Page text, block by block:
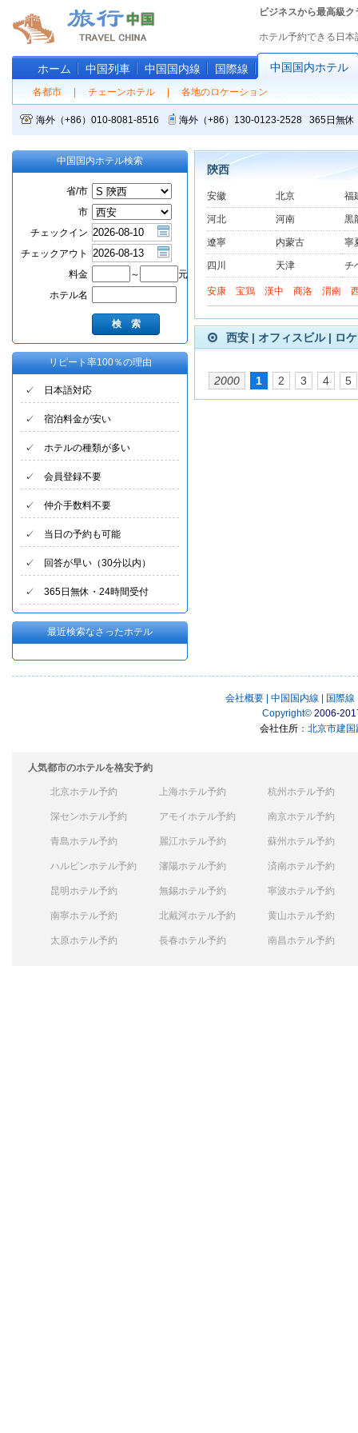
ビジネスから最高級
ホテル予約できる日
ホーム 中国列車 中国国内線 国際線 中国国内ホテル
各都市 チェーンホテル 各地のロケーション
海外（+86）010-8081-8516 海外（+86）130-0123-2528 365日無休
陝西
安徽 北京 福
河北 河南 黒
遼寧 内蒙古 寧
四川 天津 チ
安康 宝鶏 漢中 商洛 渭南
西安 | オフィスビル | ロ
2000 1 2 3 4 5
中国国内ホテル検索
省/市
市
チェックイン
チェックアウト
料金
～
元
ホテル名
リピート率100％の理由
✓ 日本語対応
✓ 宿泊料金が安い
✓ ホテルの種類が多い
✓ 会員登録不要
✓ 仲介手数料不要
✓ 当日の予約も可能
✓ 回答が早い（30分以内）
✓ 365日無休・24時間受付
最近検索なさったホテル
会社概要 中国国内線 国際線
Copyright© 2006-
会社住所：北京市建
人気都市のホテルを格安予約
北京ホテル予約 上海ホテル予約 杭州ホテル予約
深センホテル予約 アモイホテル予約 南京ホテル予約
青島ホテル予約 麗江ホテル予約 蘇州ホテル予約
ハルピンホテル予約 瀋陽ホテル予約 済南ホテル予約
昆明ホテル予約 無錫ホテル予約 寧波ホテル予約
南寧ホテル予約 北戴河ホテル予約 黄山ホテル予約
太原ホテル予約 長春ホテル予約 南昌ホテル予約